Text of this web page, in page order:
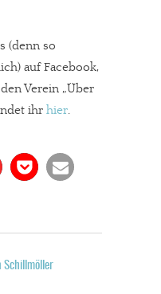
(denn so
auf Facebook,
Verein „Über
ihr hier.
Schillmöller